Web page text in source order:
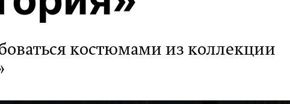
костюмами из коллекции